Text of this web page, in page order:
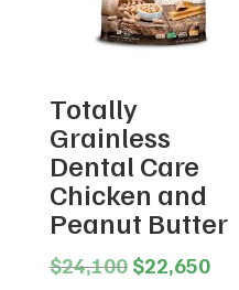
Totally
Grainless
Dental Care
Chicken and
Peanut Butter
$24,100 Original
$22,650